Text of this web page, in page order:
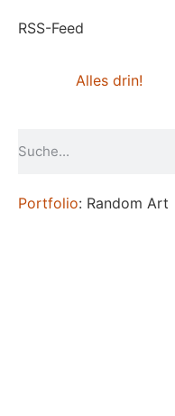
RSS-Feed
Alles drin!
Portfolio: Random Art